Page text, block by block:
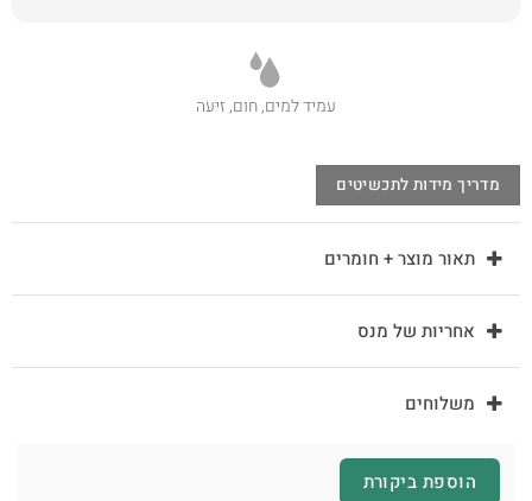
עמיד למים, חום, זיעה
מדריך מידות לתכשיטים
תאור מוצר + חומרים
אחריות של מנס
משלוחים
הוספת ביקורת